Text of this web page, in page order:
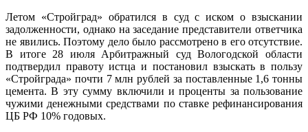
Летом «Стройград» обратился в суд с иском о взыскании
задолженности, однако на заседание представители ответчика
не явились. Поэтому дело было рассмотрено в его отсутствие.
В итоге 28 июля Арбитражный суд Вологодской области
подтвердил правоту истца и постановил взыскать в пользу
«Стройграда» почти 7 млн рублей за поставленные 1,6 тонны
цемента. В эту сумму включили и проценты за пользование
чужими денежными средствами по ставке рефинансирования
ЦБ РФ 10% годовых.